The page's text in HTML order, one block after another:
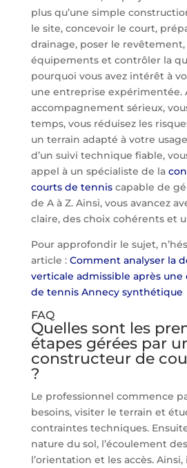
plus qu’une simple
le site, concevoir le court,
drainage, poser le
équipements et contrôler la
pourquoi vous avez intérêt à
une entreprise expérimentée.
accompagnement sérieux,
temps, vous réduisez les
un terrain adapté à votre
d’un suivi technique fiable,
appel à un spécialiste de la
courts de tenniscapable de
de A à Z. Ainsi, vous avancez
claire, des choix cohérents et
Pour approfondir le sujet,
article : Comment analyser la
verticale admissible après
de tennis Annecy synthétique
FAQ
Quelles sont les
étapes gérées par
constructeur de
?
Le professionnel commence
besoins, visiter le terrain et
contraintes techniques.
nature du sol, l’écoulement
l’orientation et les accès.